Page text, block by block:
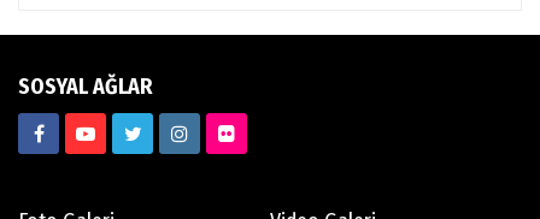
SOSYAL AĞLAR